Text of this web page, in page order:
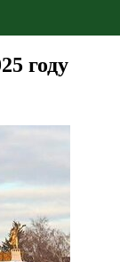
году